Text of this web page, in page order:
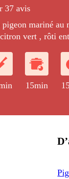
37 avis
mariné au
vert , rôti
de
fécule pour
15min